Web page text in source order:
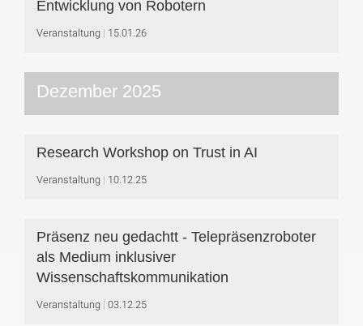
Entwicklung von Robotern
Veranstaltung 15.01.26
Dezember 2025
Research Workshop on Trust in AI
Veranstaltung 10.12.25
Präsenz neu gedachtt - Telepräsenzroboter
als Medium inklusiver
Wissenschaftskommunikation
Veranstaltung 03.12.25